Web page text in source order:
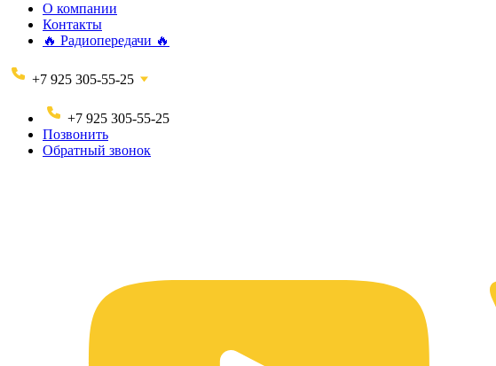
О компании
Контакты
🔥 Радиопередачи 🔥
+7 925 305-55-25
+7 925 305-55-25
Позвонить
Обратный звонок